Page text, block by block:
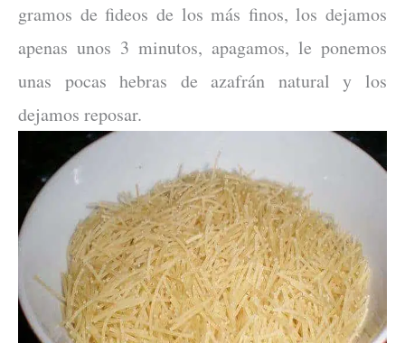
gramos de fideos de los más finos, los dejamos
apenas unos 3 minutos, apagamos, le ponemos
unas pocas hebras de azafrán natural y los
dejamos reposar.